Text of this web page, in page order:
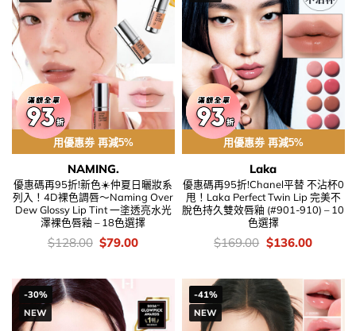
用優惠劵 再減5%
NAMING.
優惠碼再95折!新色☀️仲夏日曬妝系
列入！4D裸色調唇～Naming Over
Dew Glossy Lip Tint 一塗透亮水光
澤裸色唇釉 – 18色選擇
價
錢：
$128.00 Original
price
$128.00.
$79.00Current
用優惠劵 再減5%
Laka
優惠碼再95折!Chanel平替 不沾杯0
甩！Laka Perfect Twin Lip 完美不
脫色持久雙效唇釉 (#901-910) – 10
色選擇
價
錢：
$169.00 Original
price
$169.00.
$136.00Current
-30%
NEW
-41%
NEW